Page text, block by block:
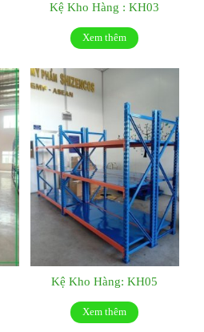
Kệ Kho Hàng : KH03
Xem thêm
Kệ Kho Hàng: KH05
Xem thêm